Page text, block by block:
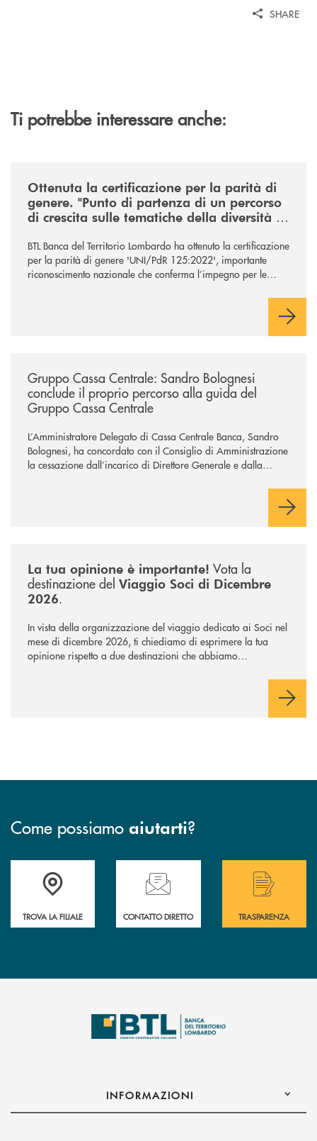
SHARE
Ti potrebbe interessare anche:
Ottenuta la certificazione per la parità di
genere. "Punto di partenza di un percorso
di crescita sulle tematiche della diversità e
BTL Banca del Territorio Lombardo ha ottenuto la certificazione
per la parità di genere 'UNI/PdR 125:2022', importante
riconoscimento nazionale che conferma l’impegno per le
Gruppo Cassa Centrale: Sandro Bolognesi
conclude il proprio percorso alla guida del
Gruppo Cassa Centrale
L’Amministratore Delegato di Cassa Centrale Banca, Sandro
Bolognesi, ha concordato con il Consiglio di Amministrazione
la cessazione dall’incarico di Direttore Generale e dalla
Il Gruppo, sotto la guida dell’Amministratore Delegato, e con
La tua opinione è importante! Vota la
destinazione del Viaggio Soci di Dicembre
2026.
In vista della organizzazione del viaggio dedicato ai Soci nel
mese di dicembre 2026, ti chiediamo di esprimere la tua
opinione rispetto a due destinazioni che abbiamo
Come possiamo aiutarti?
Accedi all' elenco completo delle filiali .
TROVA LA FILIALE
Hai bisogno di assistenza immediata?
CONTATTO DIRETTO
Hai bisogno di
TRASPARENZA
INFORMAZIONI